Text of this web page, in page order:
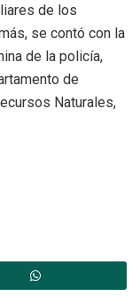
de los
se contó con la
de la policía,
de
Naturales,